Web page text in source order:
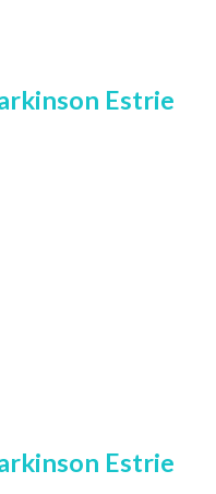
Estrie
Estrie